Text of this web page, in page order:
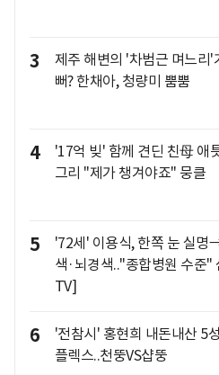
3
제주 해변의 '차범근 며느리'
뻐? 한채아, 청량미 뿜뿜
4
'17억 빚' 함께 견딘 친母 애
그리 "제가 챙겨야죠" 뭉클
5
'72세' 이용식, 한쪽 눈 실명
색·뇌경색.."종합병원 수준"
TV]
6
'전참시' 홍현희 내돈내산 5
플렉스..천뚱VS샵뚱